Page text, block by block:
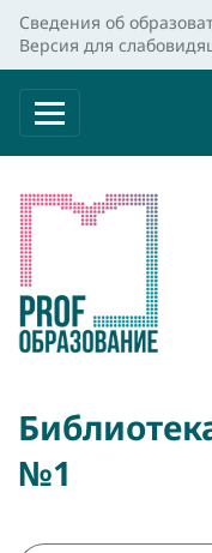
Сведения об
Версия для
№1